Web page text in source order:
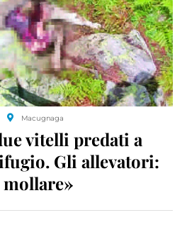
Macugnaga
vitelli predati a
Gli allevatori: